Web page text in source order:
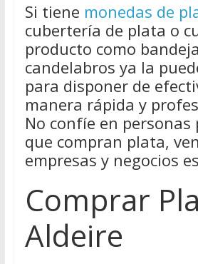
Si tiene monedas de
cubertería de plata o
producto como
candelabros ya la
para disponer de
manera rápida y
No confíe en
que compran plata,
empresas y negocios
Comprar
Aldeire